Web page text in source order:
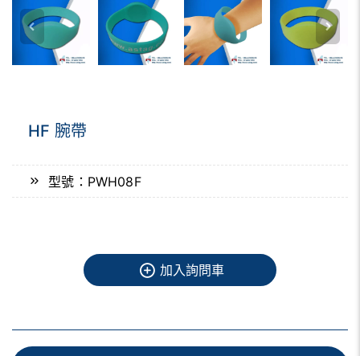
HF 腕帶
型號：PWH08F
加入詢問車